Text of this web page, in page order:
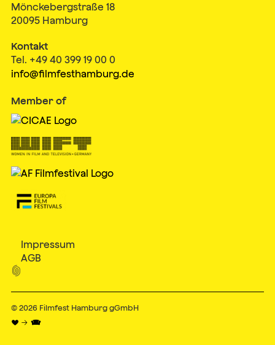
Mönckebergstraße 18
20095 Hamburg
Kontakt
Tel. +49 40 399 19 00 0
info@filmfesthamburg.de
Member of
Impressum
AGB

© 2026 Filmfest Hamburg gGmbH
♥ → 